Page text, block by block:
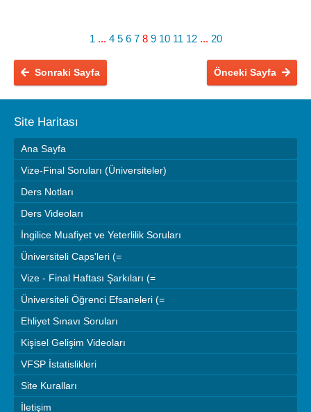
1 ... 4 5 6 7 8 9 10 11 12 ... 20
Önceki Sayfa
Sonraki Sayfa
Site Haritası
Ana Sayfa
Vize-Final Soruları (Üniversiteler)
Ders Notları
Ders Videoları
İngilice Muafiyet ve Yeterlilik Soruları
Üniversiteli Caps'leri (=
Vize - Final Haftası Şarkıları (=
Üniversiteli Öğrenci Efsaneleri (=
Ehliyet Sınavı Soruları
Kişisel Gelişim Videoları
VFSP İstatislikleri
Site Kuralları
İletişim